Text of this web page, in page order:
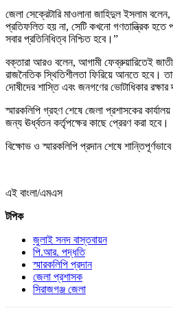
জেলা সেক্রেটারি মাওলানা জাহিদুল ইসলাম
প্রতিফলিত হয় না, সেটি কখনো গণতান্ত্রিক হতে
সবার প্রতিনিধিত্ব নিশ্চিত হবে।”
বক্তারা আরও বলেন, আগামী ফেব্রুয়ারিতেই জাতীয়
রাজনৈতিক স্থিতিশীলতা ফিরিয়ে আনতে হবে।
দোষীদের শাস্তি এবং জনগণের ভোটাধিকার রক্ষার
স্মারকলিপি গ্রহণ শেষে জেলা প্রশাসকের
জন্য ঊর্ধ্বতন কর্তৃপক্ষের কাছে প্রেরণ করা হবে।
বিক্ষোভ ও স্মারকলিপি প্রদান শেষে
এই বাংলা/এমএস
টপিক
জুলাই সনদ বাস্তবায়ন
পি.আর. পদ্ধতি
স্মারকলিপি প্রদান
জেলা প্রশাসক
সিরাজগঞ্জ জেলা